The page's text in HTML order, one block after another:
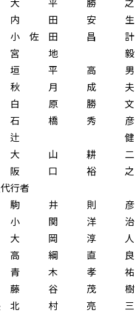
安 生
佐 田 昌 計
宮 地 毅
平 高 男
秋 月 成 夫
白 原 勝 文
石 橋 秀 彦
長 辻 健
山 耕 二
口 裕 之
行者
則 彦
関 洋 治
長 大 岡 淳 人
綱 直 良
長 青 木 孝 祐
藤 谷 茂 樹
員長 北 村 亮 三